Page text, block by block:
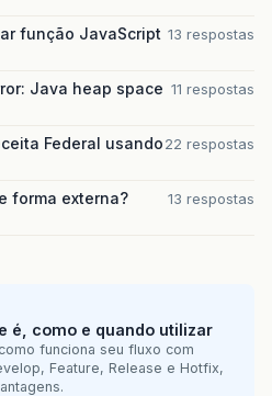
função JavaScript 13 respostas
Java heap space 11 respostas
Federal usando22 respostas
forma externa?
13 respostas
é, como e quando utilizar
funciona seu fluxo com
Feature, Release e Hotfix,